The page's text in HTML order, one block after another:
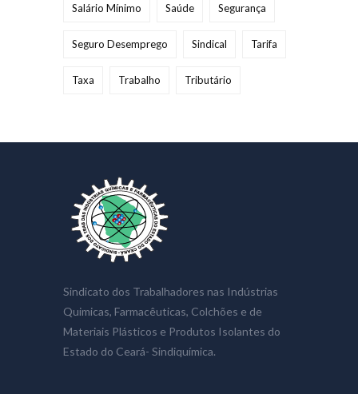
Salário Mínimo Saúde Segurança
Seguro Desemprego Sindical Tarifa
Taxa Trabalho Tributário
Sindicato dos Trabalhadores nas Indústrias
Quimicas, Farmacêuticas, Colchões e de
Materiais Plásticos e Produtos Isolantes do
Estado do Ceará- Sindiquímica.